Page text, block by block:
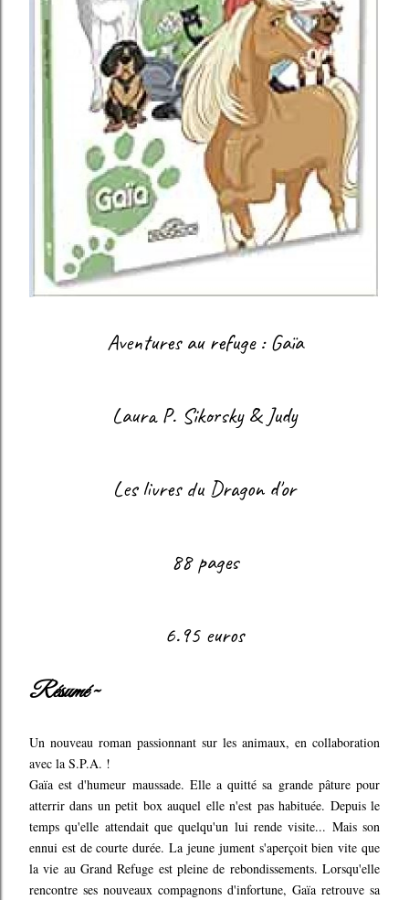
Aventures au refuge : Gaïa
Laura P. Sikorsky & Judy
Les livres du Dragon d'or
88 pages
6.95 euros
Résumé ~
Un nouveau roman passionnant sur les animaux, en collaboration
avec la S.P.A. !
Gaïa est d'humeur maussade. Elle a quitté sa grande pâture pour
atterrir dans un petit box auquel elle n'est pas habituée. Depuis le
temps qu'elle attendait que quelqu'un lui rende visite... Mais son
ennui est de courte durée. La jeune jument s'aperçoit bien vite que
la vie au Grand Refuge est pleine de rebondissements. Lorsqu'elle
rencontre ses nouveaux compagnons d'infortune, Gaïa retrouve sa